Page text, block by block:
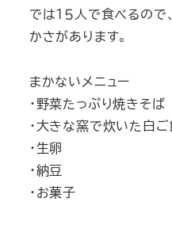
では１５人で食べるの
かさがあります。
まかないメニュー
・野菜たっぷり焼きそば
・大きな窯で炊いた白ご
・生卵
・納豆
・お菓子